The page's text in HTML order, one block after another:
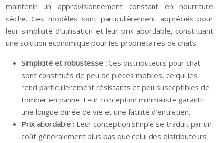
maintenir un approvisionnement constant en nourriture
sèche. Ces modèles sont particulièrement appréciés pour
leur simplicité d’utilisation et leur prix abordable, constituant
une solution économique pour les propriétaires de chats.
Simplicité et robustesse : Ces distributeurs pour chat
sont constitués de peu de pièces mobiles, ce qui les
rend particulièrement résistants et peu susceptibles de
tomber en panne. Leur conception minimaliste garantit
une longue durée de vie et une facilité d’entretien.
Prix abordable : Leur conception simple se traduit par un
coût généralement plus bas que celui des distributeurs